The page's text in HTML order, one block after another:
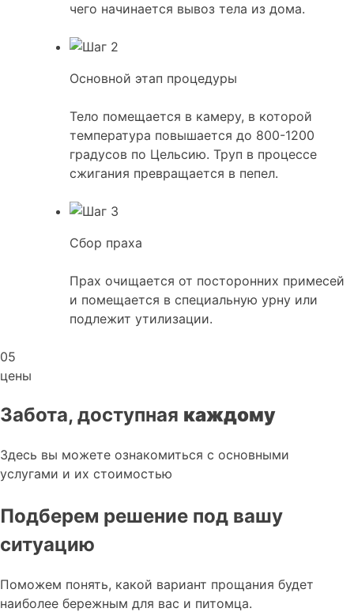
чего начинается вывоз тела из дома.
Основной этап процедуры
Тело помещается в камеру, в которой
температура повышается до 800-1200
градусов по Цельсию. Труп в процессе
сжигания превращается в пепел.
Сбор праха
Прах очищается от посторонних примесей
и помещается в специальную урну или
подлежит утилизации.
05
цены
Забота, доступная каждому
Здесь вы можете ознакомиться с основными
услугами и их стоимостью
Подберем решение под вашу
ситуацию
Поможем понять, какой вариант прощания будет
наиболее бережным для вас и питомца.